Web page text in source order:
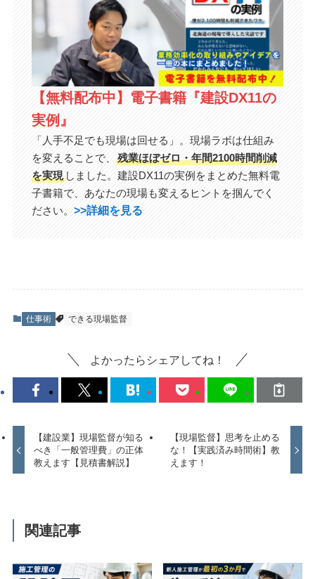
【無料配布中】電子書籍『建設DX11の
実例』
「人手不足でも現場は回せる」。現場ラボは仕組み
を変えることで、
残業ほぼゼロ・年間2100時間削減
を実現しました。建設DX11の実例をまとめた無料電
子書籍で、あなたの現場も変えるヒントを掴んでく
ださい。 >>詳細を見る
仕事術 できる現場監督
よかったらシェアしてね！
【建設業】現場監督が知る
べき「一般管理費」の正体
教えます【見積書解説】
【現場監督】思考を止める
な！【実践済み時間術】教
えます！
関連記事